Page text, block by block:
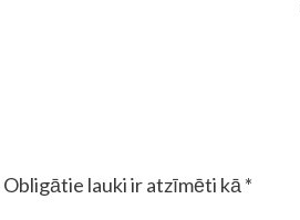
Obligātie lauki ir atzīmēti kā*